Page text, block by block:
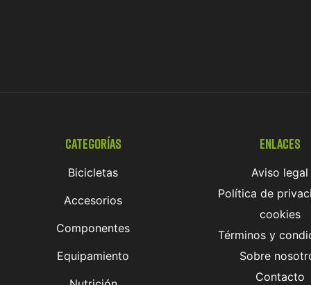
Categorías
Bicicletas
Accesorios
Componentes
Equipamiento
Enlaces
Aviso legal
Política de
cookies
Términos y
Sobre
Contacto